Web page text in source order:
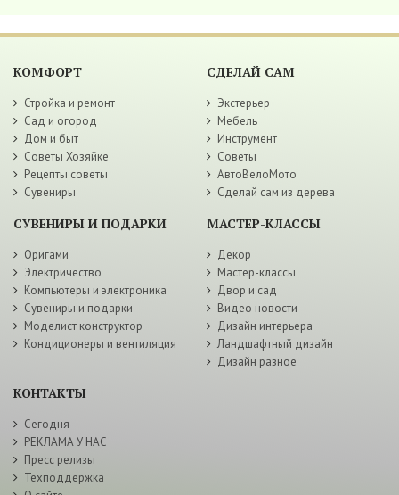
КОМФОРТ
Стройка и ремонт
Сад и огород
Дом и быт
Советы Хозяйке
Рецепты советы
Сувениры
СДЕЛАЙ САМ
Экстерьер
Мебель
Инструмент
Советы
АвтоВелоМото
Сделай сам из дерева
СУВЕНИРЫ И ПОДАРКИ
Оригами
Электричество
Компьютеры и электроника
Сувениры и подарки
Моделист конструктор
Кондиционеры и вентиляция
МАСТЕР-КЛАССЫ
Декор
Мастер-классы
Двор и сад
Видео новости
Дизайн интерьера
Ландшафтный дизайн
Дизайн разное
КОНТАКТЫ
Сегодня
РЕКЛАМА У НАС
Пресс релизы
Техподдержка